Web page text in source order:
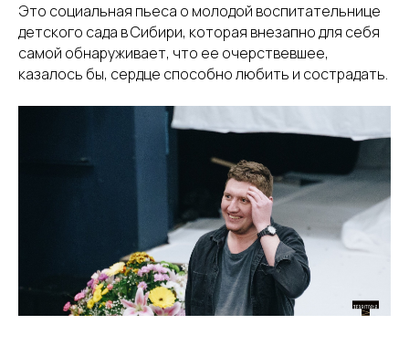
Это социальная пьеса о молодой воспитательнице
детского сада в Сибири, которая внезапно для себя
самой обнаруживает, что ее очерствевшее,
казалось бы, сердце способно любить и сострадать.